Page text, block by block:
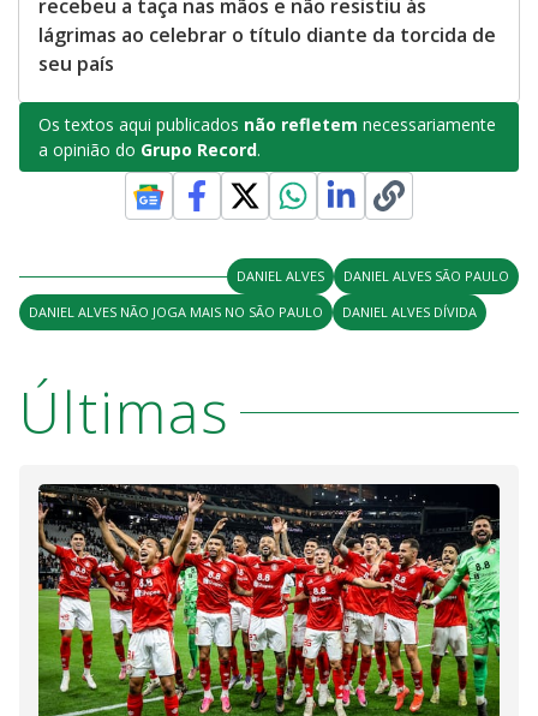
recebeu a taça nas mãos e não resistiu às
lágrimas ao celebrar o título diante da torcida de
seu país
Os textos aqui publicados não refletem necessariamente
a opinião do Grupo Record.
DANIEL ALVES
DANIEL ALVES SÃO PAULO
DANIEL ALVES NÃO JOGA MAIS NO SÃO PAULO
DANIEL ALVES DÍVIDA
Últimas